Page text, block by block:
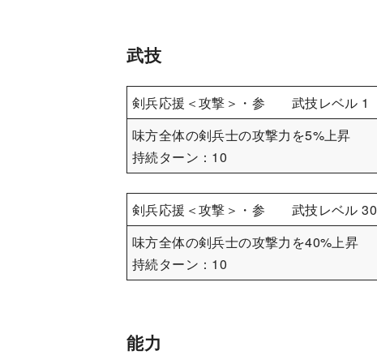
武技
剣兵応援＜攻撃＞・参 武技レベル 1
味方全体の剣兵士の攻撃力を5%上昇
持続ターン：10
剣兵応援＜攻撃＞・参 武技レベル 30
味方全体の剣兵士の攻撃力を40%上昇
持続ターン：10
能力